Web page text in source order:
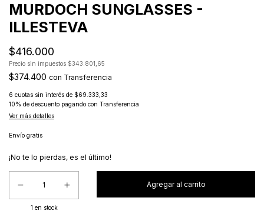
MURDOCH SUNGLASSES -
ILLESTEVA
$416.000
Precio sin impuestos $343.801,65
$374.400 con Transferencia
6 cuotas sin interés de $69.333,33
10% de descuento pagando con Transferencia
Ver más detalles
Envío gratis
¡No te lo pierdas, es el último!
1 en stock